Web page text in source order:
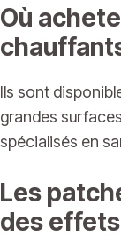
Où
Ils sont
grandes
spécialisés en
Les
des